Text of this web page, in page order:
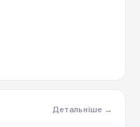
Детальніше →